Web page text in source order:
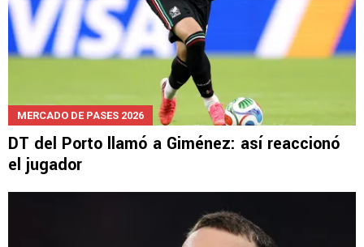
DT del Porto llamó a Giménez: así reaccionó